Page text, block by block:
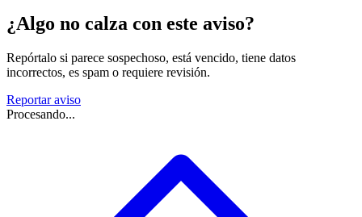
¿Algo no calza con este aviso?
Repórtalo si parece sospechoso, está vencido, tiene datos
incorrectos, es spam o requiere revisión.
Reportar aviso
Procesando...